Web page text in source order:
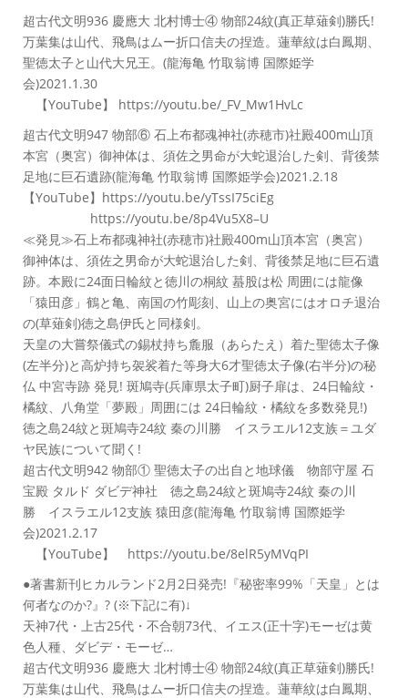
超古代文明936 慶應大 北村博士④ 物部24紋(真正草薙剣)勝氏!
万葉集は山代、飛鳥はムー折口信夫の捏造。蓮華紋は白鳳期、
聖徳太子と山代大兄王。(龍海亀 竹取翁博 国際姫学
会)2021.1.30
【YouTube】 https://youtu.be/_FV_Mw1HvLc
超古代文明947 物部⑥ 石上布都魂神社(赤穂市)社殿400m山頂
本宮（奥宮）御神体は、須佐之男命が大蛇退治した剣、背後禁
足地に巨石遺跡(龍海亀 竹取翁博 国際姫学会)2021.2.18
【YouTube】https://youtu.be/yTssI75ciEg
https://youtu.be/8p4Vu5X8–U
≪発見≫石上布都魂神社(赤穂市)社殿400m山頂本宮（奥宮）
御神体は、須佐之男命が大蛇退治した剣、背後禁足地に巨石遺
跡。本殿に24面日輪紋と徳川の桐紋 蟇股は松 周囲には龍像
「猿田彦」鶴と亀、南国の竹彫刻、山上の奥宮にはオロチ退治
の(草薙剣)徳之島伊氏と同様剣。
天皇の大嘗祭儀式の錫杖持ち麁服（あらたえ）着た聖徳太子像
(左半分)と高炉持ち袈裟着た等身大6才聖徳太子像(右半分)の秘
仏 中宮寺跡 発見! 斑鳩寺(兵庫県太子町)厨子扉は、24日輪紋・
橘紋、八角堂「夢殿」周囲には 24日輪紋・橘紋を多数発見!)
徳之島24紋と斑鳩寺24紋 秦の川勝 イスラエル12支族＝ユダ
ヤ民族について聞く!
超古代文明942 物部① 聖徳太子の出自と地球儀 物部守屋 石
宝殿 タルド ダビデ神社 徳之島24紋と斑鳩寺24紋 秦の川
勝 イスラエル12支族 猿田彦(龍海亀 竹取翁博 国際姫学
会)2021.2.17
【YouTube】 https://youtu.be/8elR5yMVqPI
●著書新刊ヒカルランド2月2日発売!『秘密率99%「天皇」とは
何者なのか?』? (※下記に有)↓
天神7代・上古25代・不合朝73代、イエス(正十字)モーゼは黄
色人種、ダビデ・モーゼ…
超古代文明936 慶應大 北村博士④ 物部24紋(真正草薙剣)勝氏!
万葉集は山代、飛鳥はムー折口信夫の捏造。蓮華紋は白鳳期、